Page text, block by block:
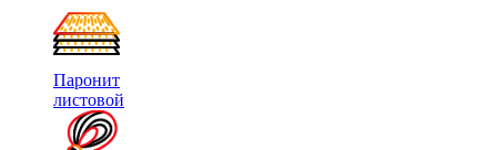
Паронит
листовой